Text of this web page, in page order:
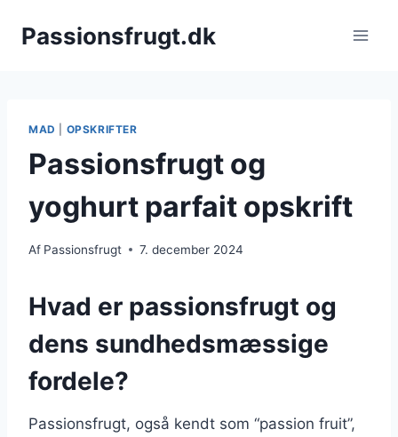
Passionsfrugt.dk
MAD OPSKRIFTER
Passionsfrugt og
yoghurt parfait opskrift
Af Passionsfrugt 7. december 2024
Hvad er passionsfrugt og
dens sundhedsmæssige
fordele?
Passionsfrugt, også kendt som “passion fruit”,